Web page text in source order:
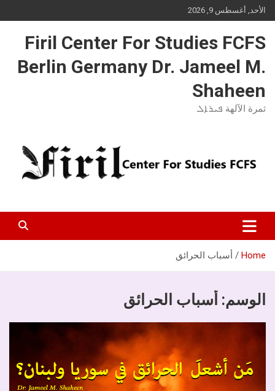
Skip
to
الأحد, أغسطس 9, 2026
Firil Center For Studies FCFS
Berlin Germany Dr. Jameel M.
Shaheen
ثمرة الآلهة ܦܝܪܐܠ
Home أسباب الحرائق
الوسم: أسباب الحرائق